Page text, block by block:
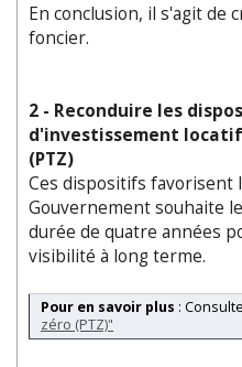
En conclusion, il s'agit de
foncier.
2 - Reconduire les
d'investissement
(PTZ)
Ces dispositifs favorisent
Gouvernement souhaite
durée de quatre années
visibilité à long terme.
Pour en savoir plus :
zéro (PTZ)"